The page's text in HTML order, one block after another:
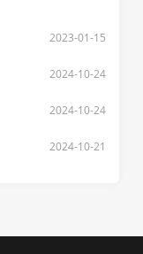
2023-01-15
2024-10-24
2024-10-24
2024-10-21